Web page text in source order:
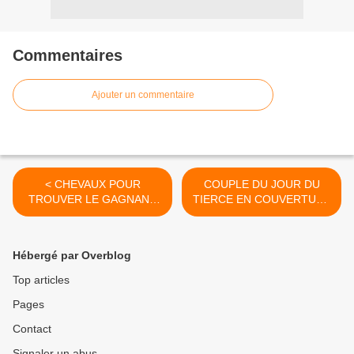
Commentaires
Ajouter un commentaire
< CHEVAUX POUR
TROUVER LE GAGNANT
DU QUINTE +
COUPLE DU JOUR DU
TIERCE EN COUVERTURE
>
Hébergé par Overblog
Top articles
Pages
Contact